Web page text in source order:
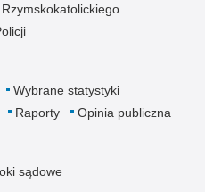
Wybrane statystyki
Raporty Opinia publiczna
sądowe